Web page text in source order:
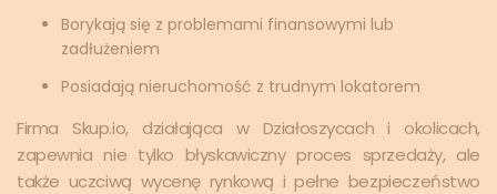
Borykają się z problemami finansowymi lub
zadłużeniem
Posiadają nieruchomość z trudnym lokatorem
Firma Skup.io, działająca w Działoszycach i okolicach,
zapewnia nie tylko błyskawiczny proces sprzedaży, ale
także uczciwą wycenę rynkową i pełne bezpieczeństwo